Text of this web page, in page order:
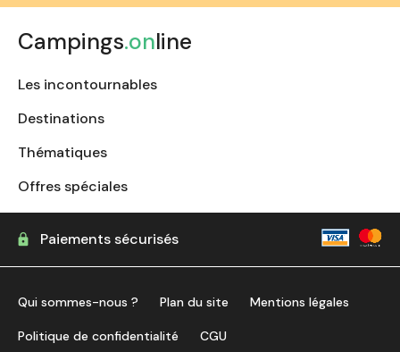
Campings.online
Les incontournables
Destinations
Thématiques
Offres spéciales
Paiements sécurisés
Qui sommes-nous ? Plan du site Mentions légales
Politique de confidentialité CGU